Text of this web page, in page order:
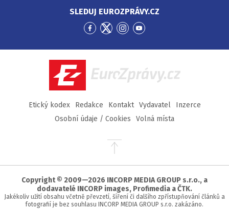
SLEDUJ EUROZPRÁVY.CZ
Přejít
Facebook
Přejít
Twitter
Přejít
Instagram
Přejít
YouTube
EuroZprávy.cz
Etický kodex Redakce Kontakt Vydavatel
Inzerce
Osobní údaje / Cookies
Volná místa
Přejít
stránky
Copyright © 2009—2026 INCORP MEDIA GROUP s.r.o., a
dodavatelé INCORP images, Profimedia a ČTK.
Jakékoliv užití obsahu včetně převzetí, šíření či dalšího zpřístupňování článků a
fotografií je bez souhlasu INCORP MEDIA GROUP s.r.o. zakázáno.